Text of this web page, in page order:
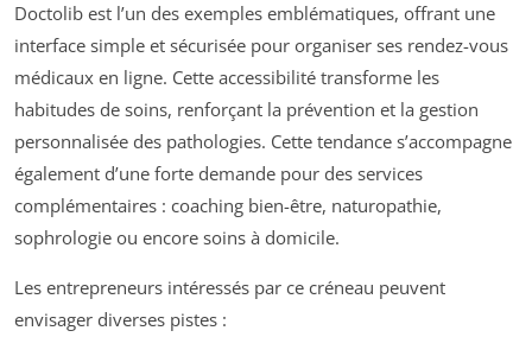
Doctolib est l’un des exemples emblématiques, offrant une
interface simple et sécurisée pour organiser ses rendez-vous
médicaux en ligne. Cette accessibilité transforme les
habitudes de soins, renforçant la prévention et la gestion
personnalisée des pathologies. Cette tendance s’accompagne
également d’une forte demande pour des services
complémentaires : coaching bien-être, naturopathie,
sophrologie ou encore soins à domicile.
Les entrepreneurs intéressés par ce créneau peuvent
envisager diverses pistes :